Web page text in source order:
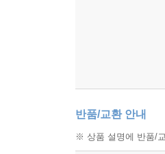
반품/교환 안내
※ 상품 설명에 반품/